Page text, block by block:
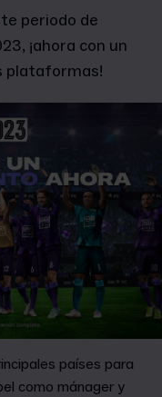
periodo de
¡ahora con un
plataformas!
países para
como mánager y